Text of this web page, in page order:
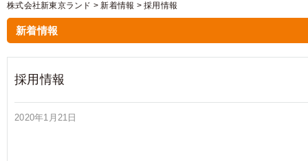
株式会社新東京ランド >新着情報 > 採用情報
新着情報
採用情報
2020年1月21日